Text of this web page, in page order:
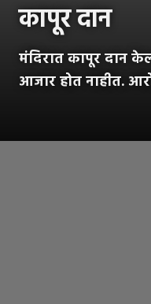
कापूर दान
मंदिरात कापूर दान
आजार होत नाहीत.